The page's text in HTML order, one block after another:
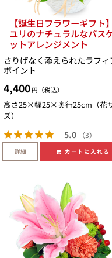
【誕生日フラワーギフト】
ユリのナチュラルなバス
ットアレンジメント
さりげなく添えられたラフィ
ポイント
4,400 円（税込）
高さ25×幅25×奥行25cm（花
ズ）
5.0 （3）
詳細 カートに入れる